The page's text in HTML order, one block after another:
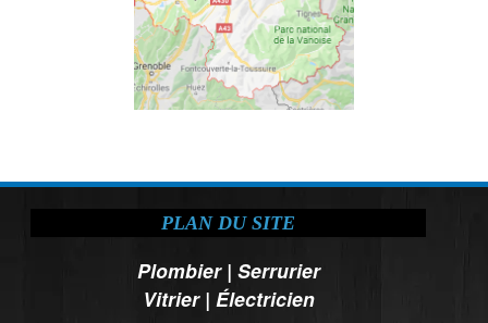
PLAN DU SITE
Plombier| Serrurier
Vitrier| Électricien